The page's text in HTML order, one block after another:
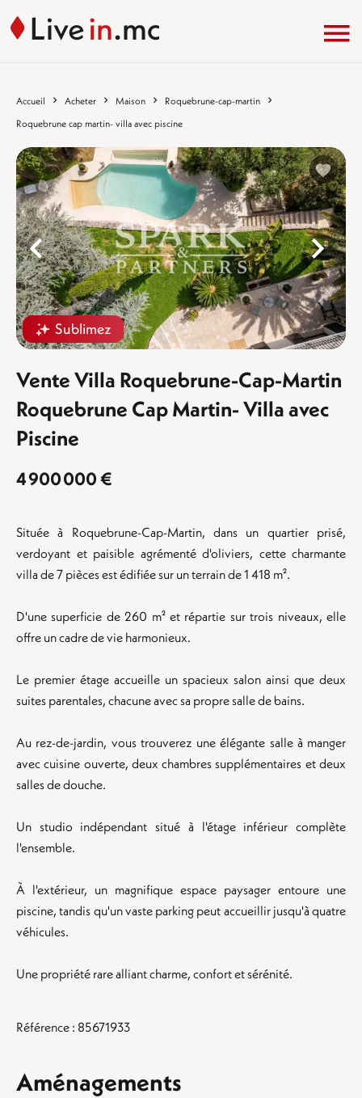
Accueil Acheter Maison
Roquebrune-cap-martin
Roquebrune cap martin- villa avec piscine
Sublimez
%}
Vente Villa Roquebrune-Cap-Martin
Roquebrune Cap Martin- Villa avec
Piscine
4 900 000 €
Située à Roquebrune-Cap-Martin, dans un quartier prisé,
verdoyant et paisible agrémenté d'oliviers, cette charmante
villa de 7 pièces est édifiée sur un terrain de 1 418 m².
D'une superficie de 260 m² et répartie sur trois niveaux, elle
offre un cadre de vie harmonieux.
Le premier étage accueille un spacieux salon ainsi que deux
suites parentales, chacune avec sa propre salle de bains.
Au rez-de-jardin, vous trouverez une élégante salle à manger
avec cuisine ouverte, deux chambres supplémentaires et deux
salles de douche.
Un studio indépendant situé à l'étage inférieur complète
l'ensemble.
À l'extérieur, un magnifique espace paysager entoure une
piscine, tandis qu'un vaste parking peut accueillir jusqu'à quatre
véhicules.
Une propriété rare alliant charme, confort et sérénité.
Référence : 85671933
Aménagements